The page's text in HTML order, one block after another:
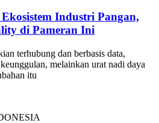
Industri Pangan,
di Pameran Ini
terhubung dan berbasis data,
melainkan urat nadi daya
itu